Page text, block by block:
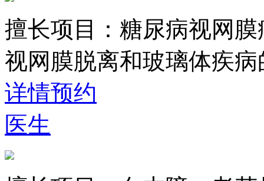
擅长项目： 糖尿病视网
视网膜脱离和玻璃体疾
详情预约
医生